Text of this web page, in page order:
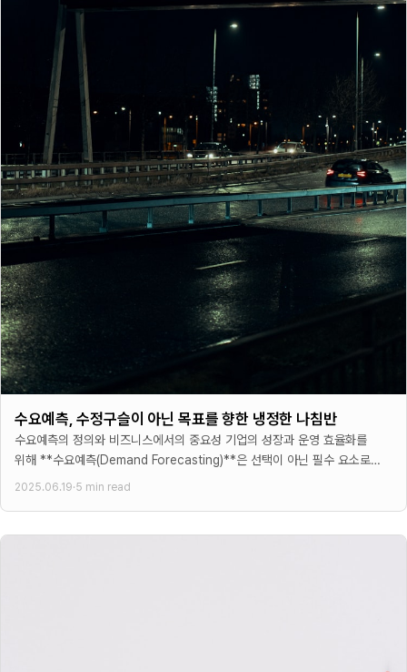
수요예측, 수정구슬이 아닌 목표를 향한 냉정한 나침반
수요예측의 정의와 비즈니스에서의 중요성 기업의 성장과 운영 효율화를
위해 **수요예측(Demand Forecasting)**은 선택이 아닌 필수 요소로
자리 잡았다. 많은 경영진들이 수요예측을 미래 판매량을
2025.06.19·5 min read